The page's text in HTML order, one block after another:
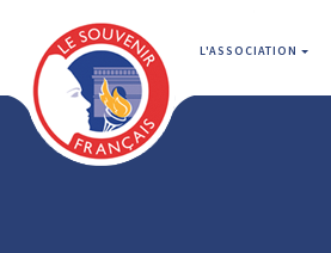
L'ASSOCIATION